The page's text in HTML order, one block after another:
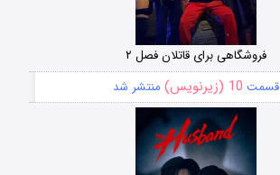
فروشگاهی برای قاتلان فصل ۲
قسمت 10 (زیرنویس) منتشر شد